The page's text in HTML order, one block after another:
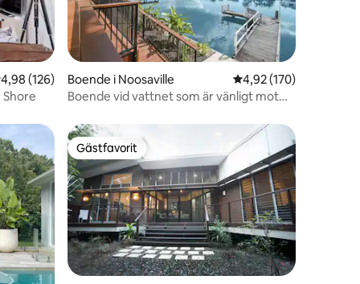
av 5 i genomsnittligt betyg, 126 omdömen
4,98 (126)
Boende i Noosaville 4,92 av 5 i
4,92 (170)
Boende vid vattnet som är vänligt mot
Gästfavorit
Gästfavorit